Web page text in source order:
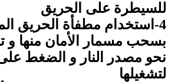
للسيطرة على الحريق
4-استخدام مطفأة الحريق
بسحب مسمار الأمان منها و
نحو مصدر النار و الضغط
لتشغيلها